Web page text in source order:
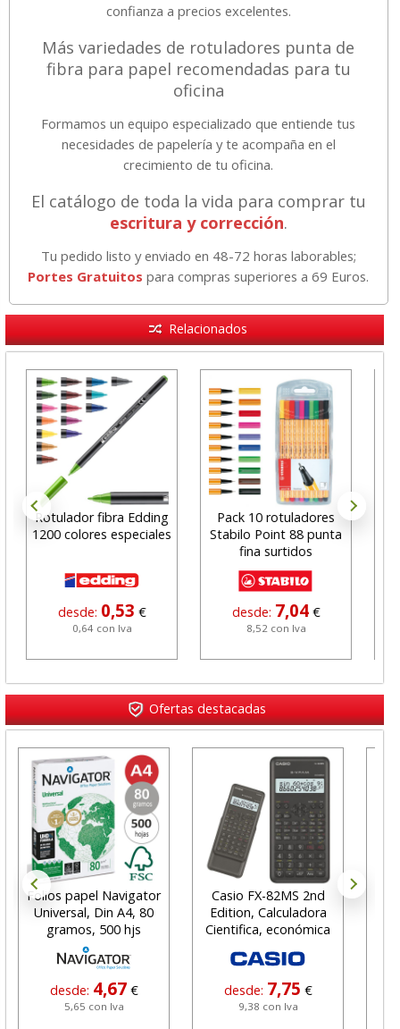
confianza a precios excelentes.
Más variedades de rotuladores punta de
fibra para papel recomendadas para tu
oficina
Formamos un equipo especializado que entiende tus
necesidades de papelería y te acompaña en el
crecimiento de tu oficina.
El catálogo de toda la vida para comprar tu
escritura y corrección.
Tu pedido listo y enviado en 48-72 horas laborables;
Portes Gratuitos para compras superiores a 69 Euros.
Relacionados
Rotulador fibra Edding
1200 colores especiales
desde:0,53 €
0,64 con Iva
Pack 10 rotuladores
Stabilo Point 88 punta
fina surtidos
desde:7,04 €
8,52 con Iva
Ofertas destacadas
Folios papel Navigator
Universal, Din A4, 80
gramos, 500 hjs
desde: 4,67 €
5,65 con Iva
Casio FX-82MS 2nd
Edition, Calculadora
Cientifica, económica
desde: 7,75 €
9,38 con Iva